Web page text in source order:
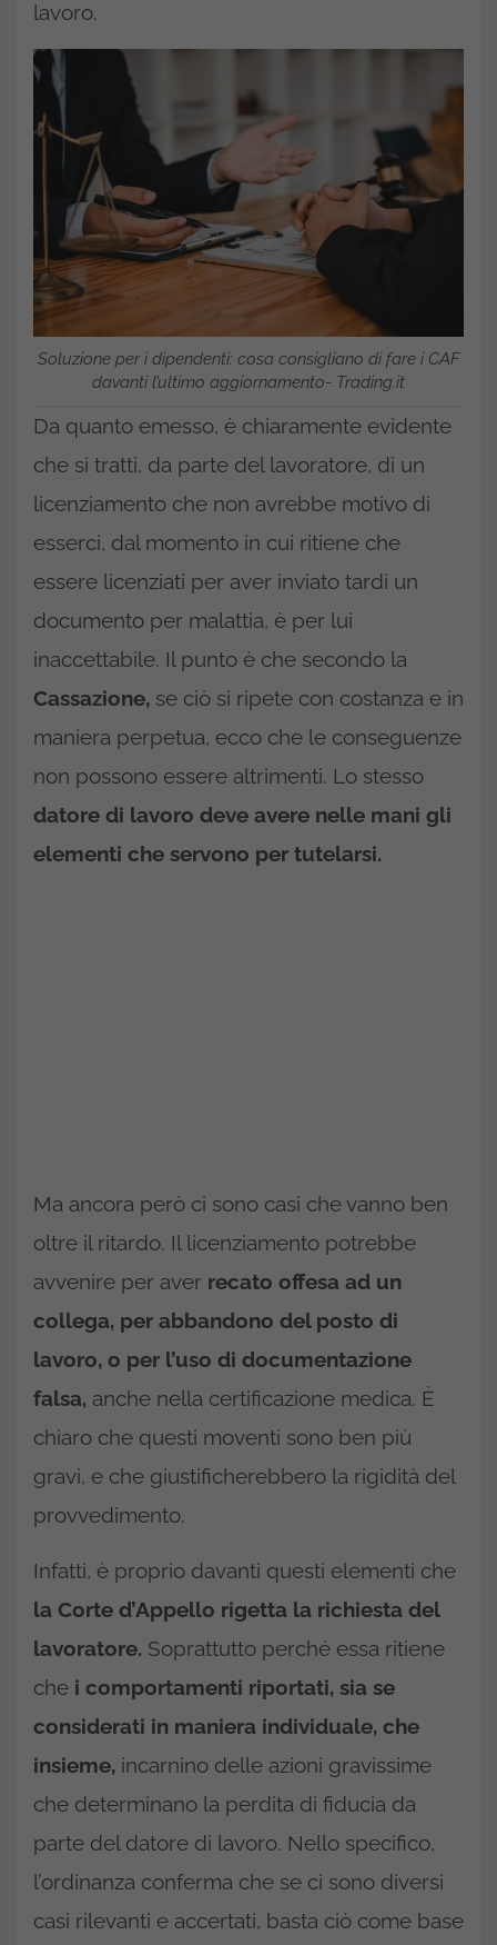
lavoro.
Soluzione per i dipendenti: cosa consigliano di fare i CAF
davanti l’ultimo aggiornamento- Trading.it
Da quanto emesso, è chiaramente evidente
che si tratti, da parte del lavoratore, di un
licenziamento che non avrebbe motivo di
esserci, dal momento in cui ritiene che
essere licenziati per aver inviato tardi un
documento per malattia, è per lui
inaccettabile. Il punto è che secondo la
Cassazione, se ciò si ripete con costanza e in
maniera perpetua, ecco che le conseguenze
non possono essere altrimenti. Lo stesso
datore di lavoro deve avere nelle mani gli
elementi che servono per tutelarsi.
Ma ancora però ci sono casi che vanno ben
oltre il ritardo. Il licenziamento potrebbe
avvenire per aver recato offesa ad un
collega, per abbandono del posto di
lavoro, o per l’uso di documentazione
falsa, anche nella certificazione medica. È
chiaro che questi moventi sono ben più
gravi, e che giustificherebbero la rigidità del
provvedimento.
Infatti, è proprio davanti questi elementi che
la Corte d’Appello rigetta la richiesta del
lavoratore. Soprattutto perché essa ritiene
che i comportamenti riportati, sia se
considerati in maniera individuale, che
insieme, incarnino delle azioni gravissime
che determinano la perdita di fiducia da
parte del datore di lavoro. Nello specifico,
l’ordinanza conferma che se ci sono diversi
casi rilevanti e accertati, basta ciò come base